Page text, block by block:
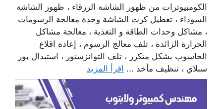
الكومبيوترات من ظهور الشاشة الزرقاء ، ظهور الشاشة
السوداء ، تعطيل كرت الشاشة وحدة معالجة الرسومات
، مشاكل وحدات الطاقة و التغذية ، معالجة مشاكل
الحرارة الزائدة ، تلف معالج الرسوم ، إعادة اقلاع
الحاسوب بشكل متكرر ، تلف التوانزستور ، استبدال بور
سبلاي ، تنظيف مآخذ ... اقرأ المزيد